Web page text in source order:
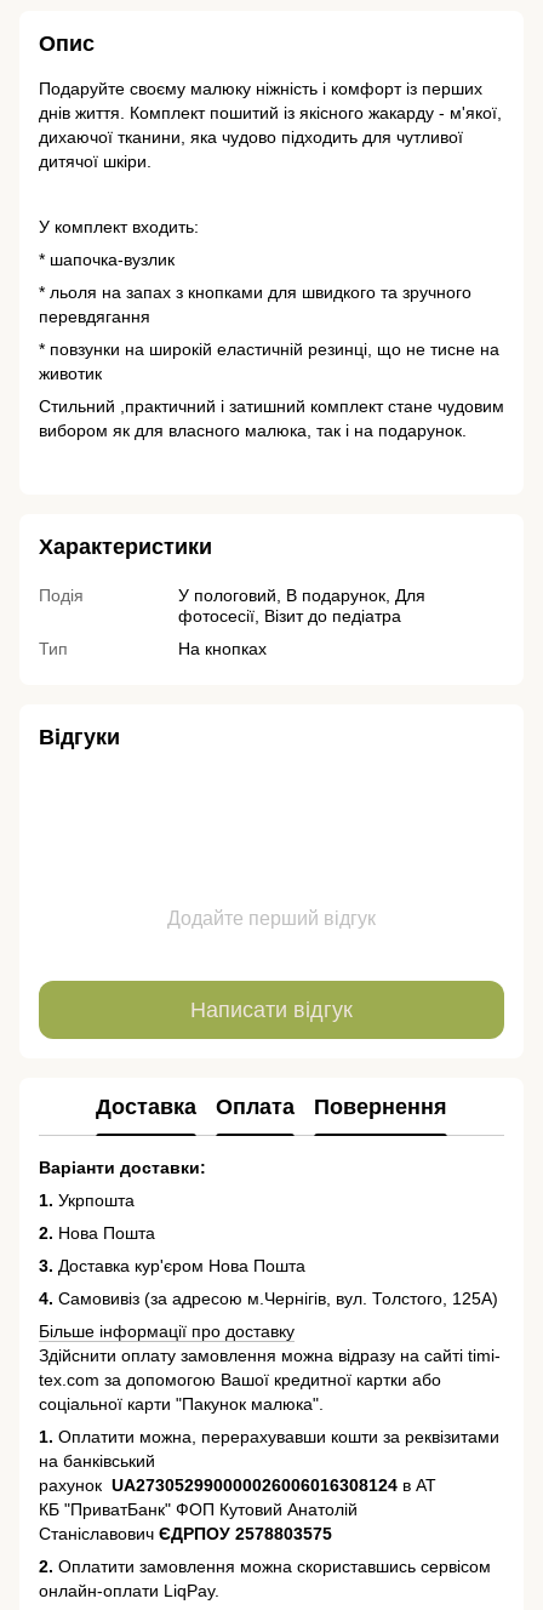
Опис
Подаруйте своєму малюку ніжність і комфорт із перших
днів життя. Комплект пошитий із якісного жакарду - м'якої,
дихаючої тканини, яка чудово підходить для чутливої
дитячої шкіри.
У комплект входить:
* шапочка-вузлик
* льоля на запах з кнопками для швидкого та зручного
перевдягання
* повзунки на широкій еластичній резинці, що не тисне на
животик
Стильний ,практичний і затишний комплект стане чудовим
вибором як для власного малюка, так і на подарунок.
Характеристики
Подія
У пологовий, В подарунок, Для
фотосесії, Візит до педіатра
Тип
На кнопках
Відгуки
Додайте перший відгук
Написати відгук
Доставка Оплата Повернення
Варіанти доставки:
1. Укрпошта
2. Нова Пошта
3. Доставка кур'єром Нова Пошта
4. Самовивіз (за адресою м.Чернігів, вул. Толстого, 125А)
Більше інформації про доставку
Здійснити оплату замовлення можна відразу на сайті timi-
tex.com за допомогою Вашої кредитної картки або
соціальної карти "Пакунок малюка".
1. Оплатити можна, перерахувавши кошти за реквізитами
на банківський
рахунок UA273052990000026006016308124 в АТ
КБ "ПриватБанк" ФОП Кутовий Анатолій
Станіславович ЄДРПОУ 2578803575
2. Оплатити замовлення можна скориставшись сервісом
онлайн-оплати LiqPay.